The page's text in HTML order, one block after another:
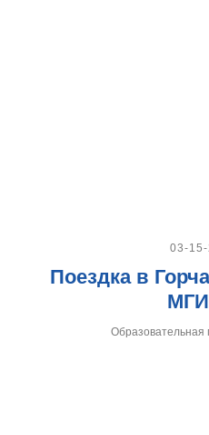
03-
Поездка в
Образовательная